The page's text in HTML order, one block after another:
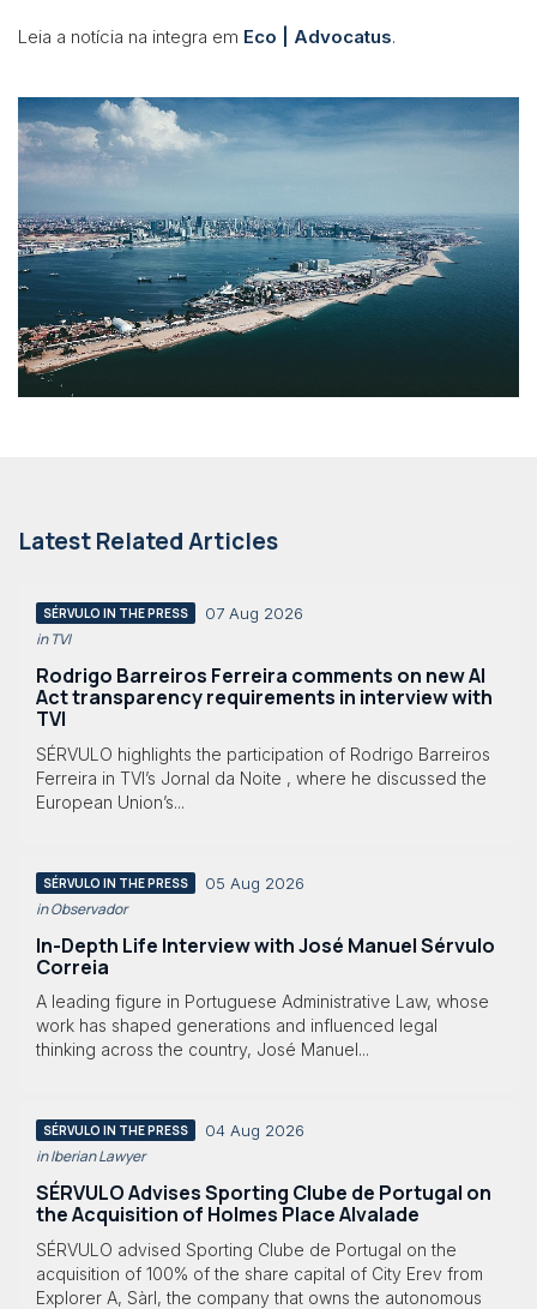
Leia a notícia na integra em Eco | Advocatus.
Latest Related Articles
SÉRVULO IN THE PRESS 07 Aug 2026
in TVI
Rodrigo Barreiros Ferreira comments on new AI
Act transparency requirements in interview with
TVI
SÉRVULO highlights the participation of Rodrigo Barreiros
Ferreira in TVI’s Jornal da Noite , where he discussed the
European Union’s...
SÉRVULO IN THE PRESS 05 Aug 2026
in Observador
In-Depth Life Interview with José Manuel Sérvulo
Correia
A leading figure in Portuguese Administrative Law, whose
work has shaped generations and influenced legal
thinking across the country, José Manuel...
SÉRVULO IN THE PRESS 04 Aug 2026
in Iberian Lawyer
SÉRVULO Advises Sporting Clube de Portugal on
the Acquisition of Holmes Place Alvalade
SÉRVULO advised Sporting Clube de Portugal on the
acquisition of 100% of the share capital of City Erev from
Explorer A, Sàrl, the company that owns the autonomous